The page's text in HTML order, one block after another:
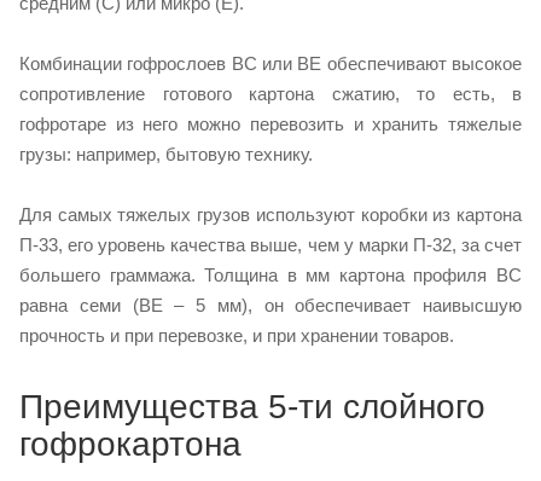
Комбинации гофрослоев ВС или ВЕ обеспечивают высокое
сопротивление готового картона сжатию, то есть, в
гофротаре из него можно перевозить и хранить тяжелые
грузы: например, бытовую технику.
Для самых тяжелых грузов используют коробки из картона
П-33, его уровень качества выше, чем у марки П-32, за счет
большего граммажа. Толщина в мм картона профиля ВС
равна семи (ВЕ – 5 мм), он обеспечивает наивысшую
прочность и при перевозке, и при хранении товаров.
Преимущества 5-ти слойного
гофрокартона